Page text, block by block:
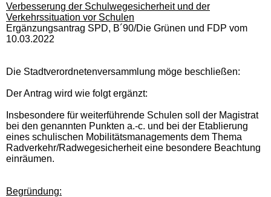
Verbesserung der Schulwegesicherheit und der
Verkehrssituation vor Schulen
Ergänzungsantrag SPD, B´90/Die Grünen und FDP vom
10.03.2022
Die Stadtverordnetenversammlung möge beschließen:
Der Antrag wird wie folgt ergänzt:
Insbesondere für weiterführende Schulen soll der Magistrat
bei den genannten Punkten a.-c. und bei der Etablierung
eines schulischen Mobilitätsmanagements dem Thema
Radverkehr/Radwegesicherheit eine besondere Beachtung
einräumen.
Begründung: